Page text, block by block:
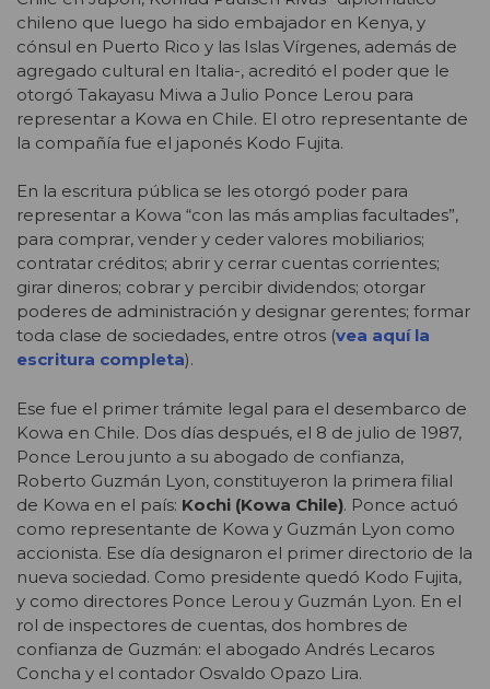
chileno que luego ha sido embajador en Kenya, y
cónsul en Puerto Rico y las Islas Vírgenes, además de
agregado cultural en Italia-, acreditó el poder que le
otorgó Takayasu Miwa a Julio Ponce Lerou para
representar a Kowa en Chile. El otro representante de
la compañía fue el japonés Kodo Fujita.
En la escritura pública se les otorgó poder para
representar a Kowa “con las más amplias facultades”,
para comprar, vender y ceder valores mobiliarios;
contratar créditos; abrir y cerrar cuentas corrientes;
girar dineros; cobrar y percibir dividendos; otorgar
poderes de administración y designar gerentes; formar
toda clase de sociedades, entre otros (vea aquí la
escritura completa).
Ese fue el primer trámite legal para el desembarco de
Kowa en Chile. Dos días después, el 8 de julio de 1987,
Ponce Lerou junto a su abogado de confianza,
Roberto Guzmán Lyon, constituyeron la primera filial
de Kowa en el país: Kochi (Kowa Chile). Ponce actuó
como representante de Kowa y Guzmán Lyon como
accionista. Ese día designaron el primer directorio de la
nueva sociedad. Como presidente quedó Kodo Fujita,
y como directores Ponce Lerou y Guzmán Lyon. En el
rol de inspectores de cuentas, dos hombres de
confianza de Guzmán: el abogado Andrés Lecaros
Concha y el contador Osvaldo Opazo Lira.